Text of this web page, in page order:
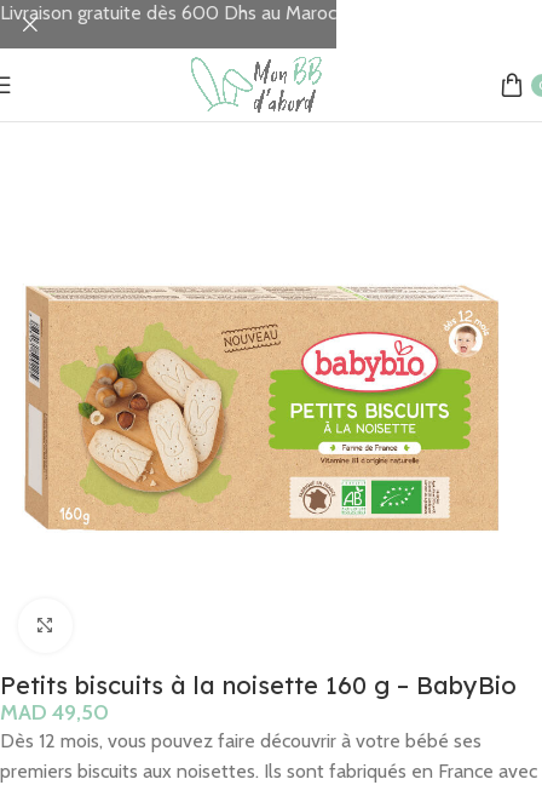
Accueil Alimentation
Petits biscuits à la noisette 160 g – BabyBio
MAD
Dès 12 mois, vous pouvez faire découvrir à votre bébé ses
premiers biscuits aux noisettes. Ils sont fabriqués en France avec
Livraison gratuite dès 600 Dhs au Maroc